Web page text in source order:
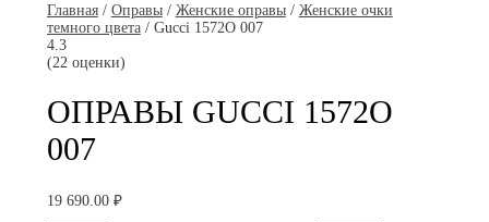
Главная/ Оправы/ Женские оправы/ Женские очки
темного цвета/ Gucci 1572O 007
4.3
(22 оценки)
ОПРАВЫ GUCCI 1572O
007
19 690.00 ₽